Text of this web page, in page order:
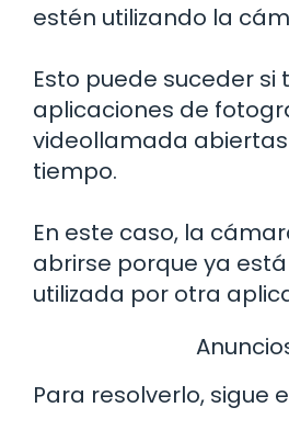
estén utilizando la
Esto puede suceder si
aplicaciones de
videollamada
tiempo.
En este caso, la
abrirse porque ya
utilizada por otra
Para resolverlo, sigue